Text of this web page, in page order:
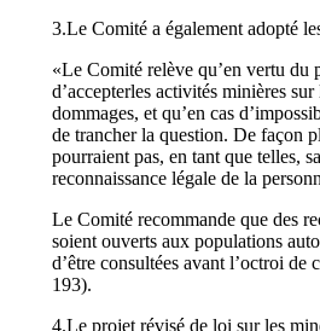
3.Le Comité a également adopté
«Le Comité relève qu’en vertu du
d’accepterles activités minières
dommages, et qu’en cas
de trancher la question. De façon
pourraient pas, en tant que telles,
reconnaissance légale de la
Le Comité recommande que des
soient ouverts aux populations
d’être consultées avant l’octroi
193).
4.Le projet révisé de loi sur les